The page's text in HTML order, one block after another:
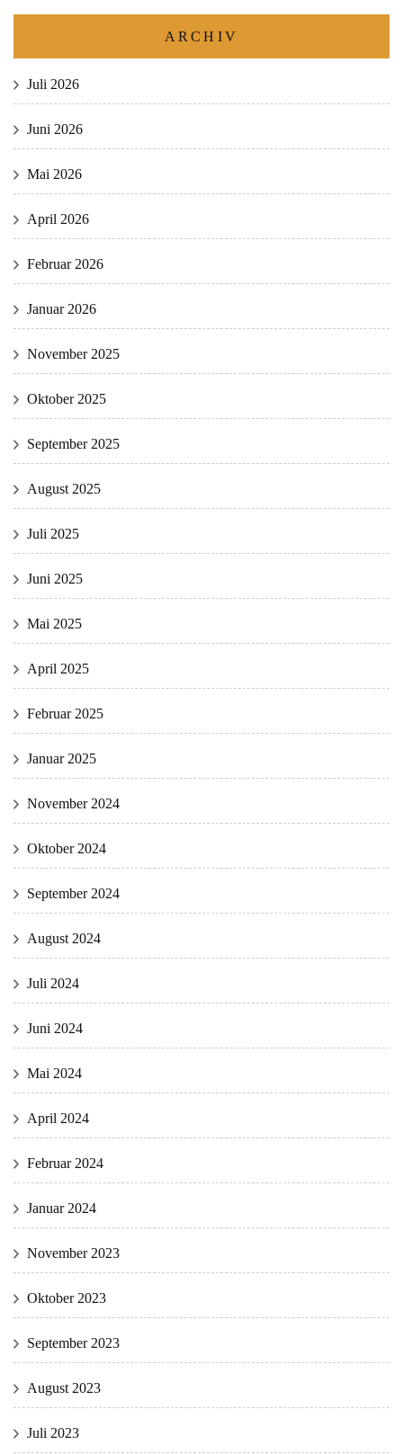
ARCHIV
Juli 2026
Juni 2026
Mai 2026
April 2026
Februar 2026
Januar 2026
November 2025
Oktober 2025
September 2025
August 2025
Juli 2025
Juni 2025
Mai 2025
April 2025
Februar 2025
Januar 2025
November 2024
Oktober 2024
September 2024
August 2024
Juli 2024
Juni 2024
Mai 2024
April 2024
Februar 2024
Januar 2024
November 2023
Oktober 2023
September 2023
August 2023
Juli 2023